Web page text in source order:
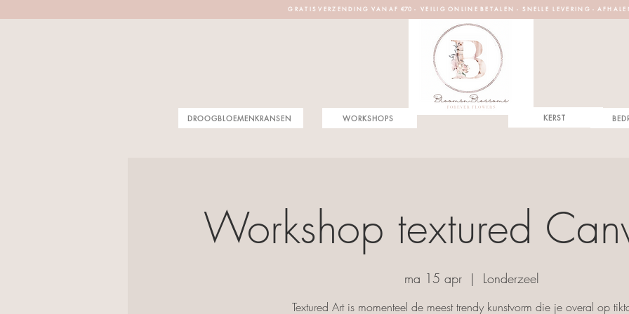
G R A T I S V E R Z E N D I N G V A N A F €70 - V E I L I G O N L I N E B E T A L E N - S N E L L E L E V E R I N G - A F H A L E
WORKSHOPS
DROOGBLOEMENKRANSEN KERST
Workshop textured
ma 15 apr
  |
Londerzeel
Textured Art is momenteel de meest trendy kunstvorm die je overal op